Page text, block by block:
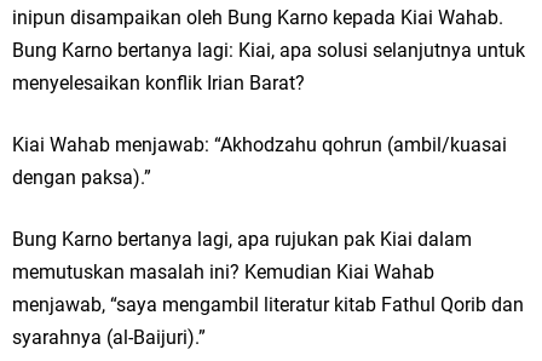
inipun disampaikan oleh Bung Karno kepada Kiai Wahab.
Bung Karno bertanya lagi: Kiai, apa solusi selanjutnya untuk
menyelesaikan konflik Irian Barat?
Kiai Wahab menjawab: “Akhodzahu qohrun (ambil/kuasai
dengan paksa).”
Bung Karno bertanya lagi, apa rujukan pak Kiai dalam
memutuskan masalah ini? Kemudian Kiai Wahab
menjawab, “saya mengambil literatur kitab Fathul Qorib dan
syarahnya (al-Baijuri).”